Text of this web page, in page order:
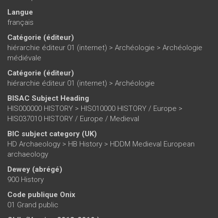
Langue
français
Catégorie (éditeur)
hiérarchie éditeur 01 (internet) > Archéologie > Archéologie
médiévale
Catégorie (éditeur)
hiérarchie éditeur 01 (internet) > Archéologie
BISAC Subject Heading
HIS000000 HISTORY > HIS010000 HISTORY / Europe >
HIS037010 HISTORY / Europe / Medieval
BIC subject category (UK)
HD Archaeology > HB History > HDDM Medieval European
archaeology
Dewey (abrégé)
900 History
Code publique Onix
01 Grand public